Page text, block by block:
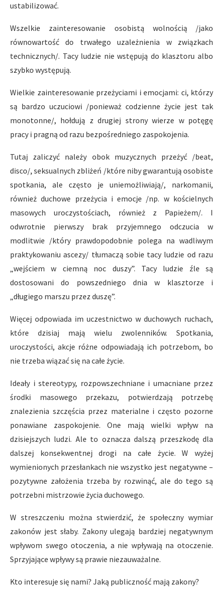
ustabilizować.
Wszelkie zainteresowanie osobistą wolnością /jako
równowartość do trwałego uzależnienia w związkach
technicznych/. Tacy ludzie nie wstępują do klasztoru albo
szybko występują.
Wielkie zainteresowanie przeżyciami i emocjami: ci, którzy
są bardzo uczuciowi /ponieważ codzienne życie jest tak
monotonne/, hołdują z drugiej strony wierze w potęgę
pracy i pragną od razu bezpośredniego zaspokojenia.
Tutaj zaliczyć należy obok muzycznych przeżyć /beat,
disco/, seksualnych zbliżeń /które niby gwarantują osobiste
spotkania, ale często je uniemożliwiają/, narkomanii,
również duchowe przeżycia i emocje /np. w kościelnych
masowych uroczystościach, również z Papieżem/. I
odwrotnie pierwszy brak przyjemnego odczucia w
modlitwie /który prawdopodobnie polega na wadliwym
praktykowaniu ascezy/ tłumaczą sobie tacy ludzie od razu
„wejściem w ciemną noc duszy”. Tacy ludzie źle są
dostosowani do powszedniego dnia w klasztorze i
„długiego marszu przez duszę”.
Więcej odpowiada im uczestnictwo w duchowych ruchach,
które dzisiaj mają wielu zwolenników. Spotkania,
uroczystości, akcje różne odpowia­dają ich potrzebom, bo
nie trzeba wiązać się na całe życie.
Ideały i stereotypy, rozpowszechniane i umacniane przez
środki masowego przekazu, potwierdzają potrzebę
znalezienia szczęścia przez materialne i często pozorne
ponawiane zaspokojenie. One mają wielki wpływ na
dzisiejszych ludzi. Ale to oznacza dalszą przeszkodę dla
dalszej konsekwentnej drogi na całe życie. W wyżej
wymienionych przesłankach nie wszystko jest negatywne –
pozytywne założenia trzeba by rozwinąć, ale do tego są
potrzebni mistrzowie życia duchowego.
W streszczeniu można stwierdzić, że społeczny wymiar
zakonów jest słaby. Zakony ulegają bardziej negatywnym
wpływom swego otoczenia, a nie wpływają na otoczenie.
Sprzyjające wpływy są prawie niezauważalne.
Kto interesuje się nami? Jaką publiczność mają zakony?